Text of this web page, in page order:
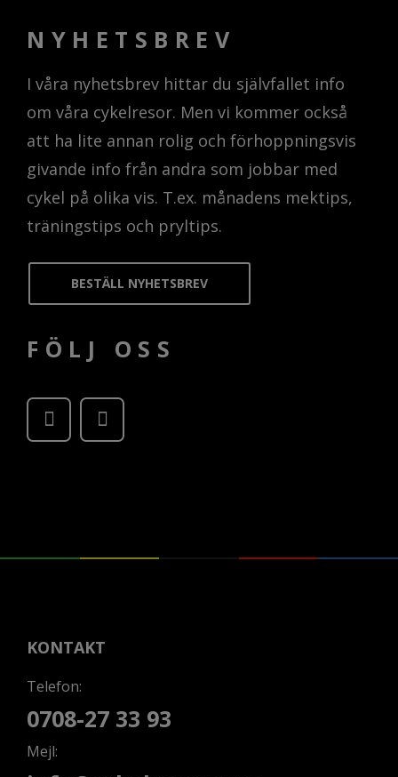
NYHETSBREV
I våra nyhetsbrev hittar du självfallet info
om våra cykelresor. Men vi kommer också
att ha lite annan rolig och förhoppningsvis
givande info från andra som jobbar med
cykel på olika vis. T.ex. månadens mektips,
träningstips och pryltips.
BESTÄLL NYHETSBREV
FÖLJ OSS
KONTAKT
Telefon:
0708-27 33 93
Mejl: